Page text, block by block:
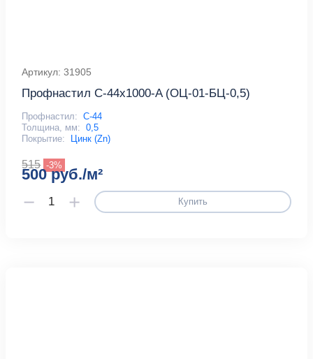
Артикул: 31905
Профнастил С-44x1000-A (ОЦ-01-БЦ-0,5)
Профнастил: С-44
Толщина, мм: 0,5
Покрытие:
Цинк (Zn)
515 -3%
500 руб./м²
Купить